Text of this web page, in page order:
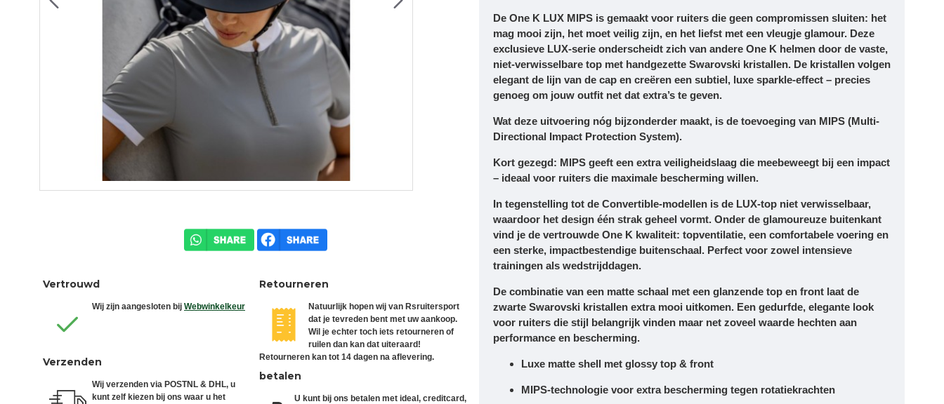
Vertrouwd
Wij zijn aangesloten bij Webwinkelkeur
Verzenden
Wij verzenden via POSTNL & DHL, u
kunt zelf kiezen bij ons waar u het
Retourneren
Natuurlijk hopen wij van Rsruitersport
dat je tevreden bent met uw aankoop.
Wil je echter toch iets retourneren of
ruilen dan kan dat uiteraard!
Retourneren kan tot 14 dagen na aflevering.
betalen
U kunt bij ons betalen met ideal, creditcard,
De One K LUX MIPS is gemaakt voor ruiters die geen compromissen sluiten: het
mag mooi zijn, het moet veilig zijn, en het liefst met een vleugje glamour. Deze
exclusieve LUX-serie onderscheidt zich van andere One K helmen door de vaste,
niet-verwisselbare top met handgezette Swarovski kristallen. De kristallen volgen
elegant de lijn van de cap en creëren een subtiel, luxe sparkle-effect – precies
genoeg om jouw outfit net dat extra’s te geven.
Wat deze uitvoering nóg bijzonderder maakt, is de toevoeging van MIPS (Multi-
Directional Impact Protection System).
Kort gezegd: MIPS geeft een extra veiligheidslaag die meebeweegt bij een impact
– ideaal voor ruiters die maximale bescherming willen.
In tegenstelling tot de Convertible-modellen is de LUX-top niet verwisselbaar,
waardoor het design één strak geheel vormt. Onder de glamoureuze buitenkant
vind je de vertrouwde One K kwaliteit: topventilatie, een comfortabele voering en
een sterke, impactbestendige buitenschaal. Perfect voor zowel intensieve
trainingen als wedstrijddagen.
De combinatie van een matte schaal met een glanzende top en front laat de
zwarte Swarovski kristallen extra mooi uitkomen. Een gedurfde, elegante look
voor ruiters die stijl belangrijk vinden maar net zoveel waarde hechten aan
performance en bescherming.
Luxe matte shell met glossy top & front
MIPS-technologie voor extra bescherming tegen rotatiekrachten